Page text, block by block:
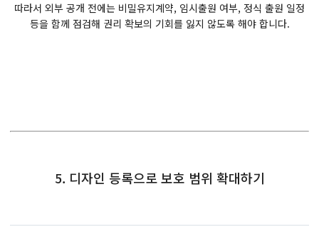
따라서 외부 공개 전에는 비밀유지계약, 임시출원 여부, 정식 출원 일정
등을 함께 점검해 권리 확보의 기회를 잃지 않도록 해야 합니다.
5. 디자인 등록으로 보호 범위 확대하기